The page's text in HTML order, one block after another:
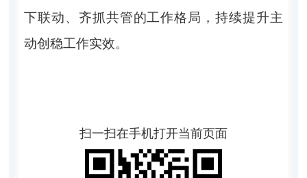
下联动、齐抓共管的工作格局，持续提升主
动创稳工作实效。
扫一扫在手机打开当前页面